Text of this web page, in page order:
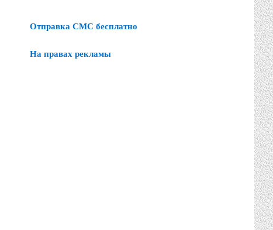
Отправка СМС бесплатно
На правах рекламы